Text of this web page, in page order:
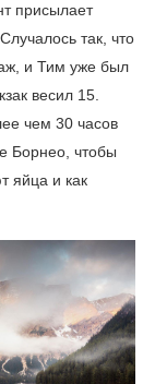
присылает
так, что
и Тим уже был
весил 15.
чем 30 часов
Борнео, чтобы
яйца и как